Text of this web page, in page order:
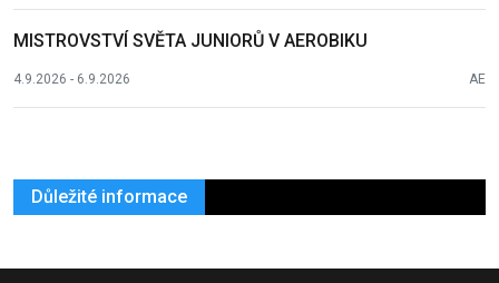
MISTROVSTVÍ SVĚTA JUNIORŮ V AEROBIKU
4.9.2026 - 6.9.2026 AE
Důležité informace